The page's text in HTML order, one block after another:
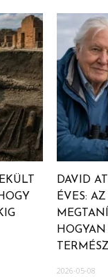
DAVID
ÉVES:
2026-05-08